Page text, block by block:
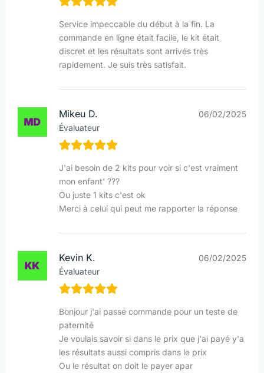
Service impeccable du début à la fin. La
commande en ligne était facile, le kit était
discret et les résultats sont arrivés très
rapidement. Je suis très satisfait.
Mikeu D.
Évaluateur
06/02/2025
J'ai besoin de 2 kits pour voir si c'est vraiment
mon enfant' ???
Ou juste 1 kits c'est ok
Merci à celui qui peut me rapporter la réponse
Kevin K.
Évaluateur
06/02/2025
Bonjour j'ai passé commande pour un teste de
paternité
Je voulais savoir si dans le prix que j'ai payé y'a
les résultats aussi compris dans le prix
Ou le résultat on doit le payer apar